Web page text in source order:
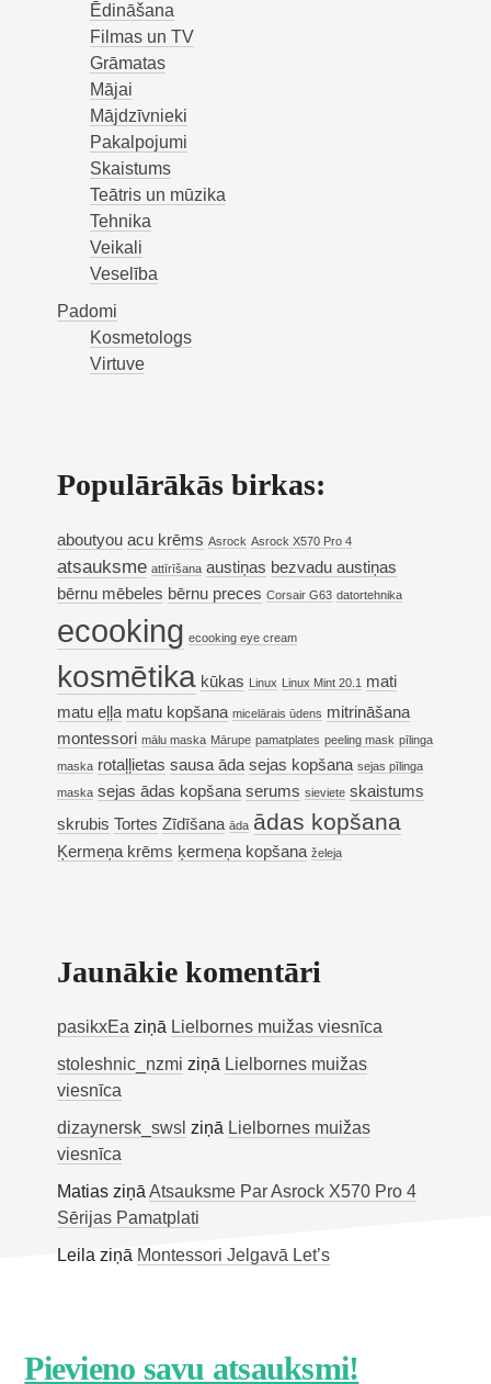
Ēdināšana
Filmas un TV
Grāmatas
Mājai
Mājdzīvnieki
Pakalpojumi
Skaistums
Teātris un mūzika
Tehnika
Veikali
Veselība
Padomi
Kosmetologs
Virtuve
Populārākās birkas:
aboutyou acu krēms Asrock Asrock X570 Pro 4
atsauksme attīrīšana austiņas bezvadu austiņas
bērnu mēbeles bērnu preces Corsair G63 datortehnika
ecooking ecooking eye cream
kosmētika kūkas Linux Linux Mint 20.1
mati
matu eļļa matu kopšana micelārais ūdens mitrināšana
montessori mālu maska Mārupe pamatplates peeling mask pīlinga
maska rotaļļietas sausa āda sejas kopšana sejas pīlinga
maska sejas ādas kopšana serums sieviete skaistums
skrubis Tortes Zīdīšana āda ādas kopšana
Ķermeņa krēms ķermeņa kopšana želeja
Jaunākie komentāri
pasikxEa ziņā Lielbornes muižas viesnīca
stoleshnic_nzmi ziņā Lielbornes muižas
viesnīca
dizaynersk_swsl ziņā Lielbornes muižas
viesnīca
Matias ziņāAtsauksme Par Asrock X570 Pro 4
Sērijas Pamatplati
Leila ziņā Montessori Jelgavā Let’s
Footer
Pievieno savu atsauksmi!